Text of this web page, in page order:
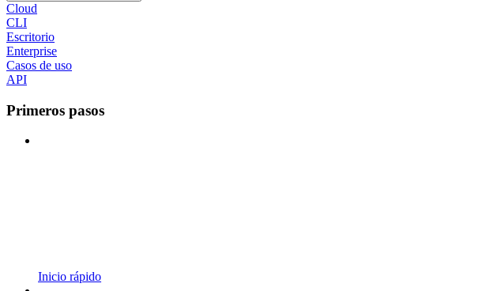
Cloud
CLI
Escritorio
Enterprise
Casos de uso
API
Primeros pasos
Inicio rápido